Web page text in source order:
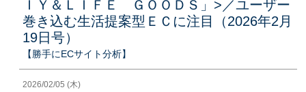
ＩＹ＆ＬＩＦＥ ＧＯＯＤＳ」>／ユーザー
巻き込む生活提案型ＥＣに注目（2026年2月
19日号）
【勝手にECサイト分析】
2026/02/05 (木)